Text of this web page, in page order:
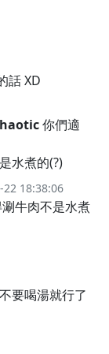
話 XD
你們適
水煮的(?)
22 18:38:06
牛肉不是水煮
要喝湯就行了